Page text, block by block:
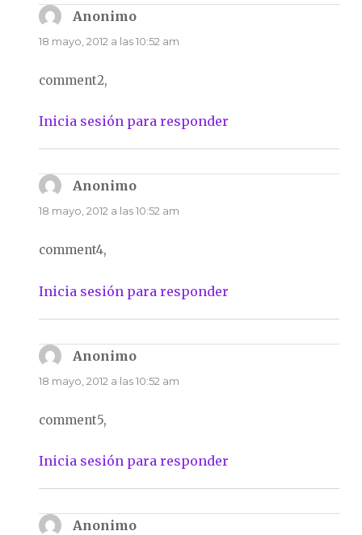
Anonimodice:
18 mayo, 2012 a las 10:52 am
comment2,
Inicia sesión para responder
Anonimodice:
18 mayo, 2012 a las 10:52 am
comment4,
Inicia sesión para responder
Anonimodice:
18 mayo, 2012 a las 10:52 am
comment5,
Inicia sesión para responder
Anonimodice: